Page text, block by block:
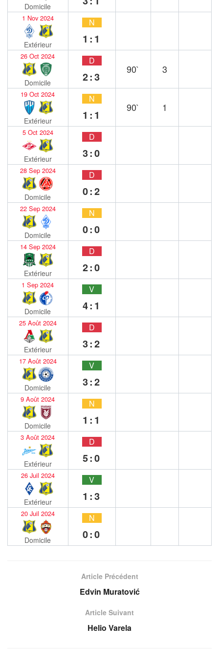
Domicile
1 Nov 2024
Extérieur
N
1:1
26 Oct 2024
Domicile
D
2:3
90` 3
19 Oct 2024
Extérieur
N
1:1
90` 1
5 Oct 2024
Extérieur
D
3:0
28 Sep 2024
Domicile
D
0:2
22 Sep 2024
Domicile
N
0:0
14 Sep 2024
Extérieur
D
2:0
1 Sep 2024
Domicile
V
4:1
25 Août 2024
Extérieur
D
3:2
17 Août 2024
Domicile
V
3:2
9 Août 2024
Domicile
N
1:1
3 Août 2024
Extérieur
D
5:0
26 Juil 2024
Extérieur
V
1:3
20 Juil 2024
Domicile
N
0:0
Article Précédent
Edvin Muratović
Article Suivant
Helio Varela